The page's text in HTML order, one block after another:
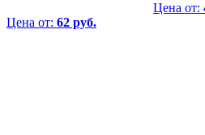
Цена от: 62 руб.
Цена от: